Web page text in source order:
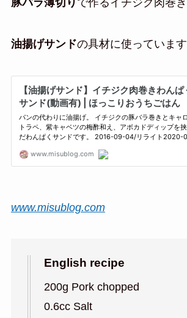
油揚げサンドの具材に使っています
www.misublog.com
English recipe
200g Pork chopped
0.6cc Salt